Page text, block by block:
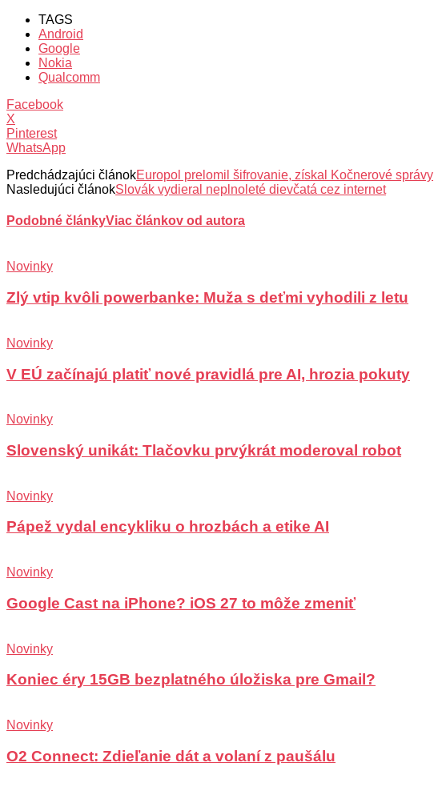
TAGS
Android
Google
Nokia
Qualcomm
Facebook
X
Pinterest
WhatsApp
Predchádzajúci článokEuropol prelomil šifrovanie, získal Kočnerové správy
Nasledujúci článokSlovák vydieral neplnoleté dievčatá cez internet
Podobné článkyViac článkov od autora
Novinky
Zlý vtip kvôli powerbanke: Muža s deťmi vyhodili z letu
Novinky
V EÚ začínajú platiť nové pravidlá pre AI, hrozia pokuty
Novinky
Slovenský unikát: Tlačovku prvýkrát moderoval robot
Novinky
Pápež vydal encykliku o hrozbách a etike AI
Novinky
Google Cast na iPhone? iOS 27 to môže zmeniť
Novinky
Koniec éry 15GB bezplatného úložiska pre Gmail?
Novinky
O2 Connect: Zdieľanie dát a volaní z paušálu